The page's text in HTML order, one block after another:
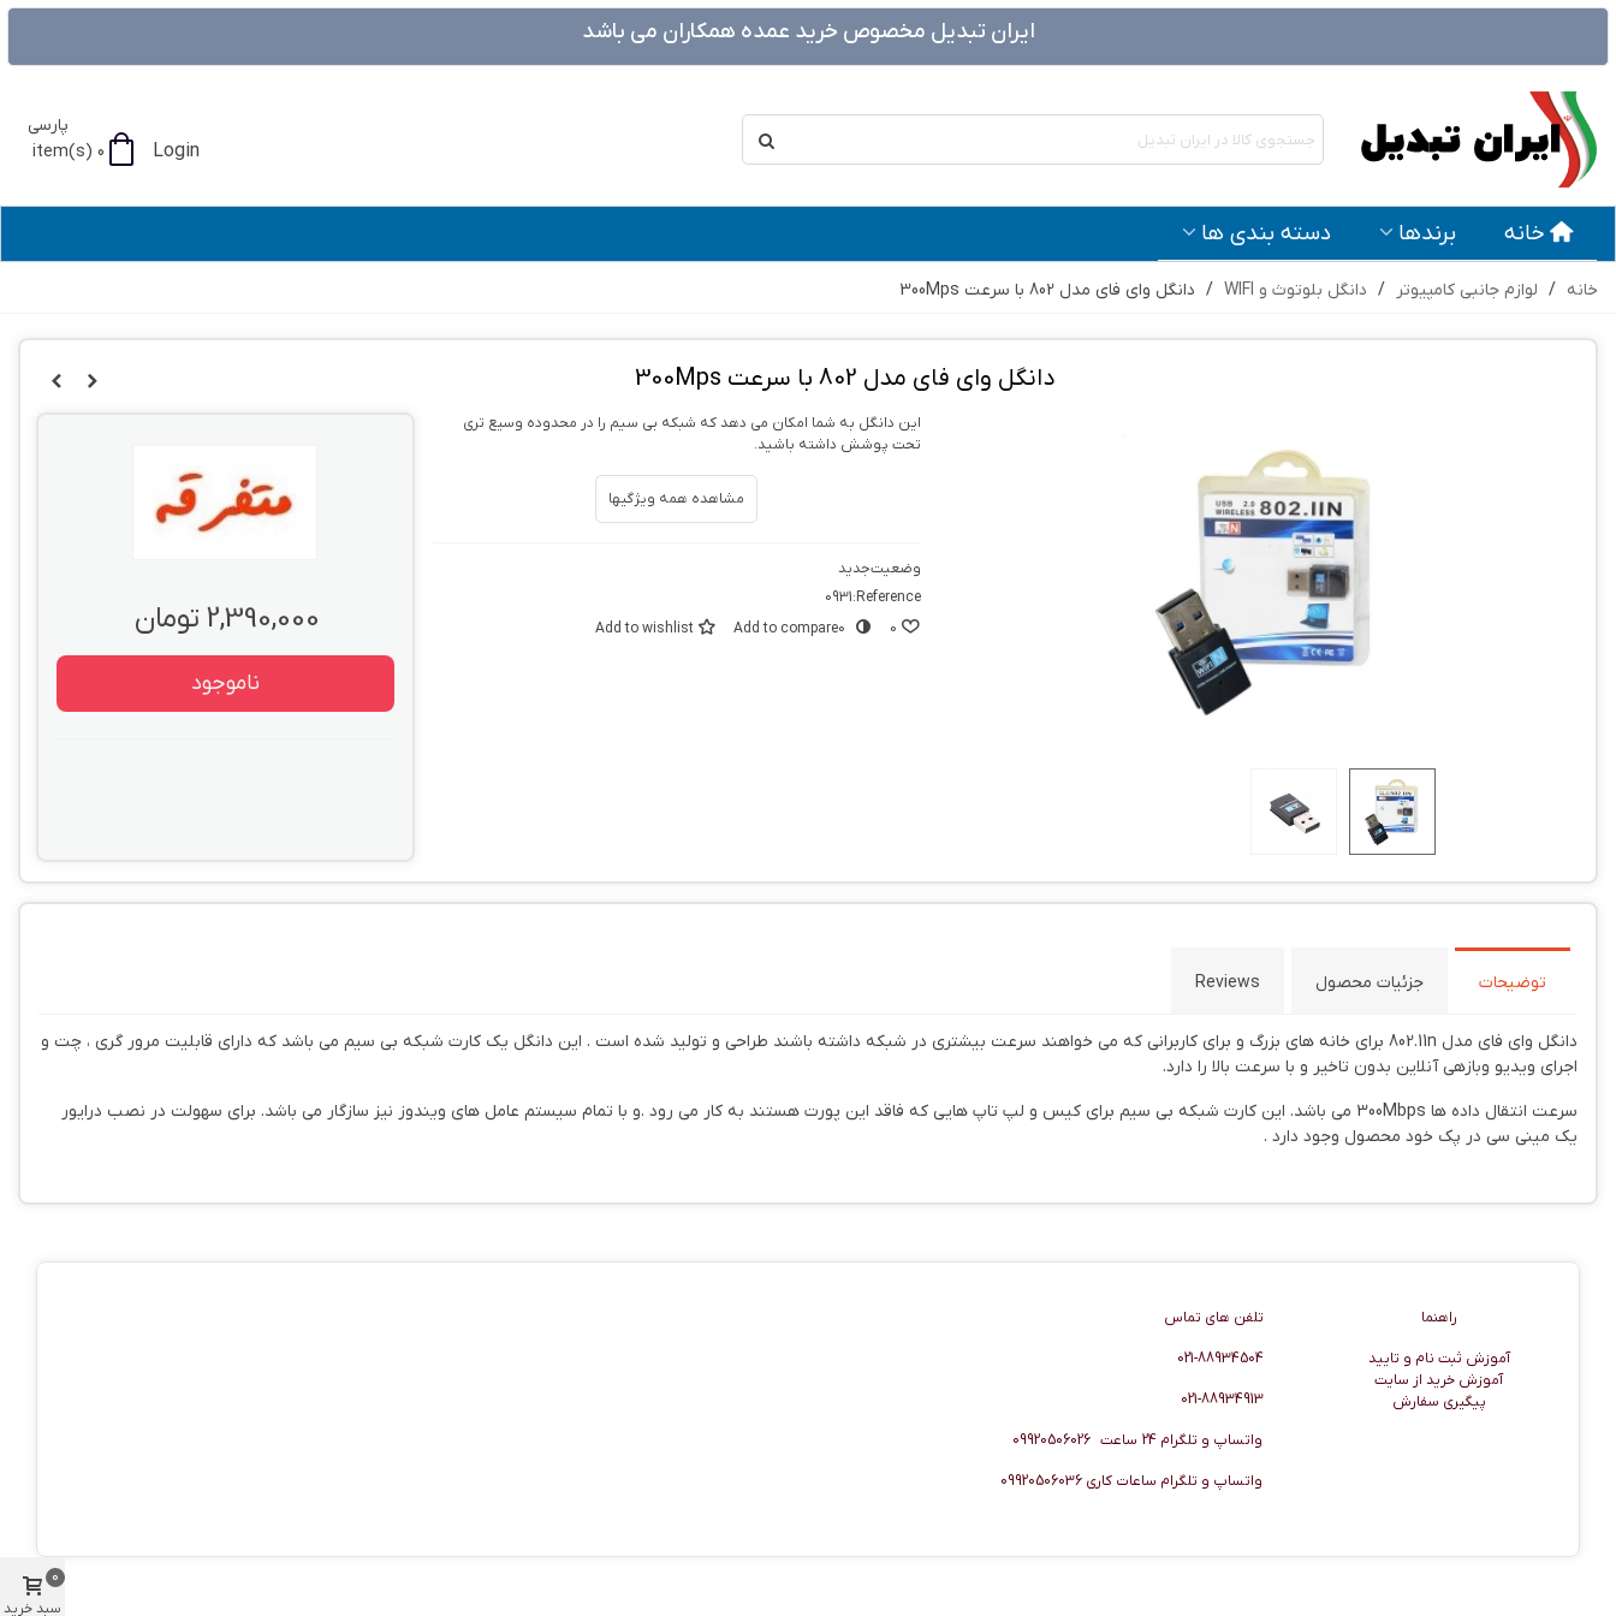
ایران تبدیل مخصوص خرید عمده همکاران می باشد
پارسی
Login
0
item(s)
خانه برندها دسته بندی ها
خانه / لوازم جانبی کامپیوتر / دانگل بلوتوث و WIFI / دانگل وای فای مدل 802 با سرعت 300Mps
دانگل وای فای مدل 802 با سرعت 300Mps
این دانگل به شما امکان می دهد که شبکه بی سیم را در محدوده وسیع تری
تحت پوشش داشته باشید.
مشاهده همه ویژگیها
وضعیتجدید
Reference:
0931
0
Add to compare0
Add to wishlist 2,390,000 تومان
ناموجود
توضیحات جزئیات محصول Reviews
دانگل وای فای مدل 802.11n برای خانه های بزرگ و برای کاربرانی که می خواهند سرعت بیشتری در شبکه داشته باشند طراحی و تولید شده است . این دانگل یک کارت شبکه بی سیم می باشد که دارای قابلیت مرور گری ، چت و
اجرای ویدیو وبازهی آنلاین بدون تاخیر و با سرعت بالا را دارد.
سرعت انتقال داده ها 300Mbps می باشد. این کارت شبکه بی سیم برای کیس و لپ تاپ هایی که فاقد این پورت هستند به کار می رود .و با تمام سیستم عامل های ویندوز نیز سازگار می باشد. برای سهولت در نصب درایور
یک مینی سی در پک خود محصول وجود دارد .
راهنما
آموزش ثبت نام و تایید
آموزش خرید از سایت
پیگیری سفارش
تلفن های تماس
021-88934504
021-88934913
واتساپ و تلگرام 24 ساعت 09920506026
واتساپ و تلگرام ساعات کاری 09920506036
سبد خرید
0